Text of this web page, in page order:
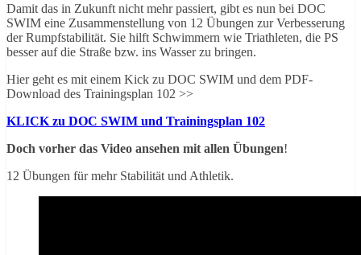
Damit das in Zukunft nicht mehr passiert, gibt es nun bei DOC
SWIM eine Zusammenstellung von 12 Übungen zur Verbesserung
der Rumpfstabilität. Sie hilft Schwimmern wie Triathleten, die PS
besser auf die Straße bzw. ins Wasser zu bringen.
Hier geht es mit einem Kick zu DOC SWIM und dem PDF-
Download des Trainingsplan 102 >>
KLICK zu DOC SWIM und Trainingsplan 102
Doch vorher das Video ansehen mit allen Übungen!
12 Übungen für mehr Stabilität und Athletik.